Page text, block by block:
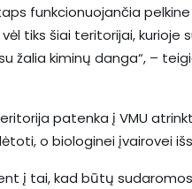
funkcionuojančia
vėl tiks šiai teritorijai,
žalia kiminų danga“, –
patenka į VMU
o biologinei įvairovei
į tai, kad būtų